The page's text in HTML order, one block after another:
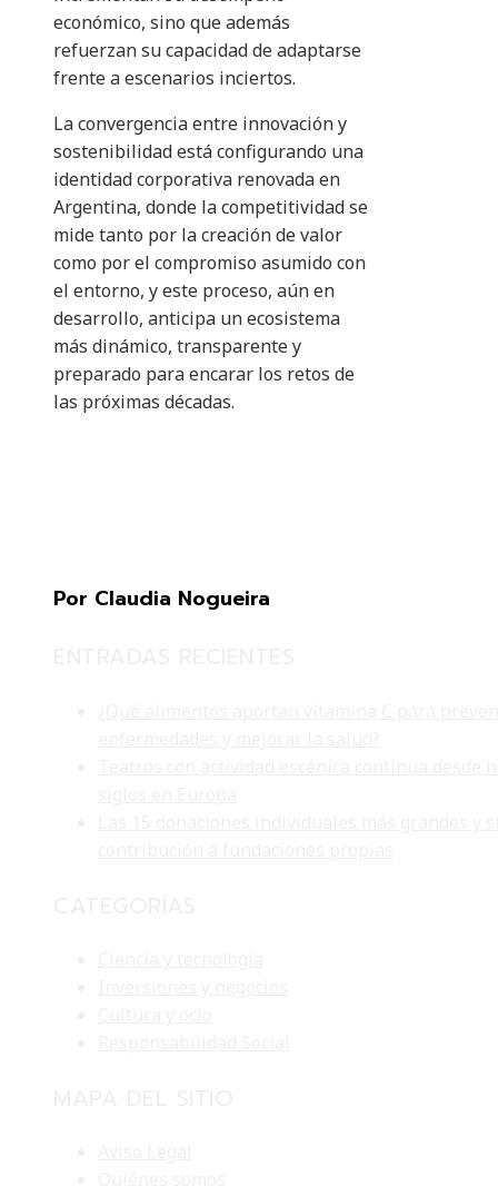
económico, sino que además
refuerzan su capacidad de adaptarse
frente a escenarios inciertos.
La convergencia entre innovación y
sostenibilidad está configurando una
identidad corporativa renovada en
Argentina, donde la competitividad se
mide tanto por la creación de valor
como por el compromiso asumido con
el entorno, y este proceso, aún en
desarrollo, anticipa un ecosistema
más dinámico, transparente y
preparado para encarar los retos de
las próximas décadas.
Por Claudia Nogueira